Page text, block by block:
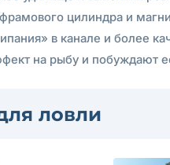
цилиндра и
в канале и более
на рыбу и побуждают
ловли